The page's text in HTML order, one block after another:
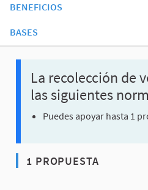
BENEFICIOS
BASES
La recolección de
las siguientes
Puedes apoyar hasta 1
1 PROPUESTA